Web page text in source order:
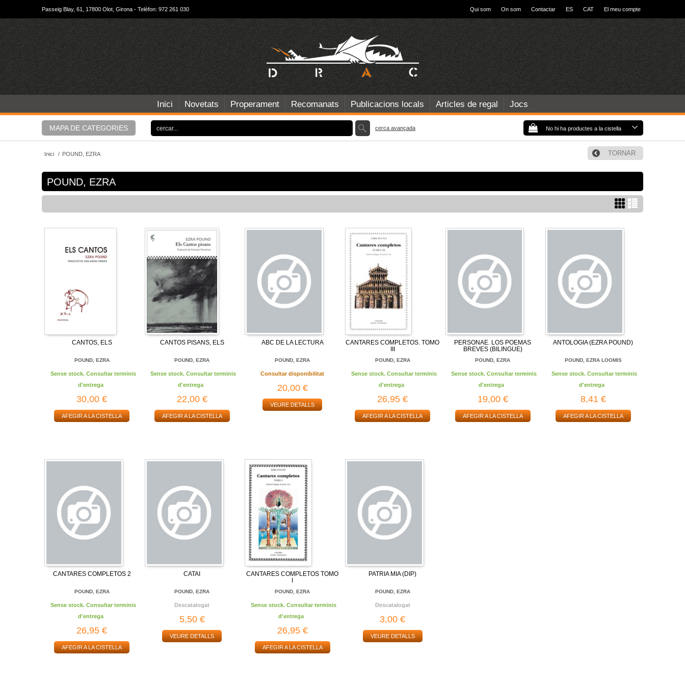
Passeig Blay, 61, 17800 Olot, Girona - Telèfon: 972 261 030 Qui som On som Contactar ES CAT El meu compte
Inici Novetats Properament Recomanats Publicacions locals Articles de regal Jocs
MAPA DE CATEGORIES No hi ha productes a la cistella
cerca avançada
Inici / POUND, EZRA TORNAR
POUND, EZRA
CANTOS, ELS
POUND, EZRA
Sense stock. Consultar terminis
d'entrega
30,00 €
AFEGIR A LA CISTELLA
CANTOS PISANS, ELS
POUND, EZRA
Sense stock. Consultar terminis
d'entrega
22,00 €
AFEGIR A LA CISTELLA
ABC DE LA LECTURA
POUND, EZRA
Consultar disponibilitat
20,00 €
VEURE DETALLS
CANTARES COMPLETOS. TOMO
POUND, EZRA
Sense stock. Consultar terminis
d'entrega
26,95 €
AFEGIR A LA CISTELLA
PERSONAE. LOS POEMAS
BREVES (BILINGUE)
POUND, EZRA
Sense stock. Consultar terminis
d'entrega
19,00 €
AFEGIR A LA CISTELLA
ANTOLOGIA (EZRA POUND)
POUND, EZRA LOOMIS
Sense stock. Consultar terminis
d'entrega
8,41 €
AFEGIR A LA CISTELLA
CANTARES COMPLETOS 2
POUND, EZRA
Sense stock. Consultar terminis
d'entrega
26,95 €
AFEGIR A LA CISTELLA
CATAI
POUND, EZRA
Descatalogat
5,50 €
VEURE DETALLS
CANTARES COMPLETOS TOMO
I
POUND, EZRA
Sense stock. Consultar terminis
d'entrega
26,95 €
AFEGIR A LA CISTELLA
PATRIA MIA (DIP)
POUND, EZRA
Descatalogat
3,00 €
VEURE DETALLS